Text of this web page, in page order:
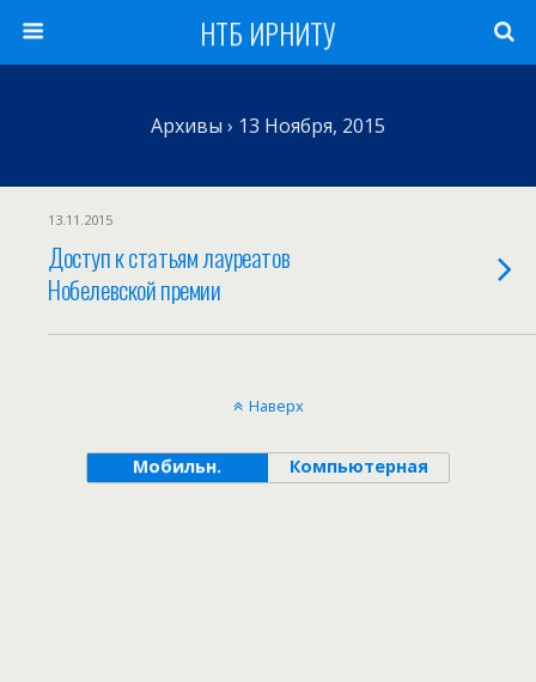
НТБ ИРНИТУ
Архивы › 13 Ноября, 2015
13.11.2015
Доступ к статьям лауреатов
Нобелевской премии
Наверх
Мобильн. Компьютерная